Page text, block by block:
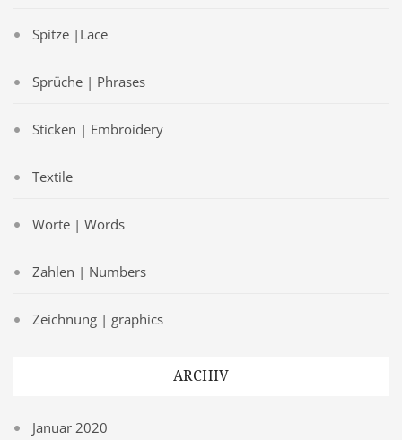
Spitze |Lace
Sprüche | Phrases
Sticken | Embroidery
Textile
Worte | Words
Zahlen | Numbers
Zeichnung | graphics
ARCHIV
Januar 2020